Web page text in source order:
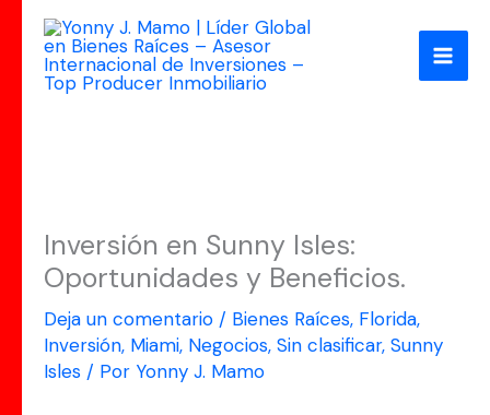
contenido
Inversión en Sunny Isles:
Oportunidades y Beneficios.
Deja un comentario / Bienes Raíces, Florida,
Inversión, Miami, Negocios, Sin clasificar, Sunny
Isles / Por Yonny J. Mamo